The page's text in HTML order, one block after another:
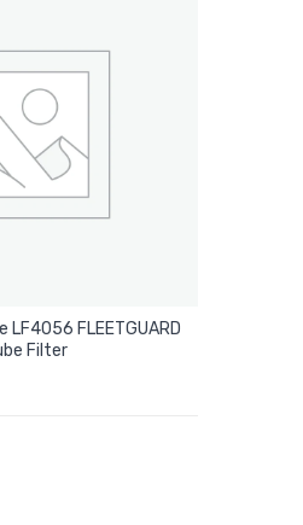
LF4056 FLEETGUARD
Filter
Más